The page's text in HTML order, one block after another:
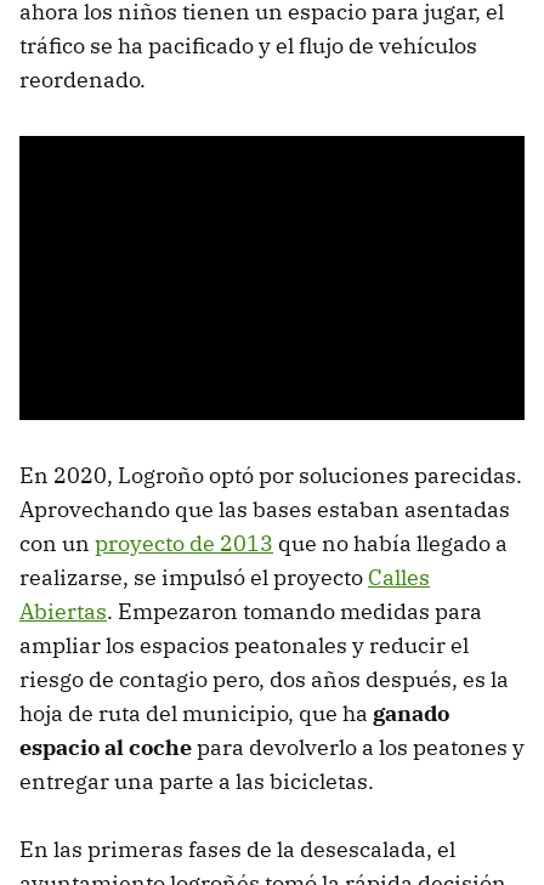
ahora los niños tienen un espacio para jugar, el
tráfico se ha pacificado y el flujo de vehículos
reordenado.
En 2020, Logroño optó por soluciones parecidas.
Aprovechando que las bases estaban asentadas
con un proyecto de 2013 que no había llegado a
realizarse, se impulsó el proyecto Calles
Abiertas. Empezaron tomando medidas para
ampliar los espacios peatonales y reducir el
riesgo de contagio pero, dos años después, es la
hoja de ruta del municipio, que ha ganado
espacio al cochepara devolverlo a los peatones y
entregar una parte a las bicicletas.
En las primeras fases de la desescalada, el